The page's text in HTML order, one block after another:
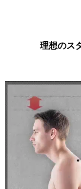
理想のス